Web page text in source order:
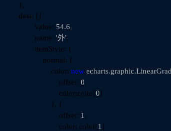
},
data: [{
value:
54.6,
name:
'外',
itemStyle: {
normal: {
color:
new
offset:
0,
color:color[
0]
}, {
offset:
1 ,
color: color[
1 ]